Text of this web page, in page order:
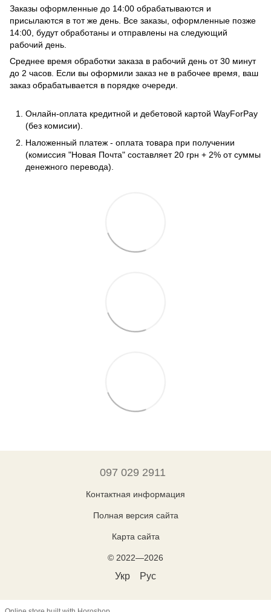
Заказы оформленные до 14:00 обрабатываются и
присылаются в тот же день. Все заказы, оформленные позже
14:00, будут обработаны и отправлены на следующий
рабочий день.
Среднее время обработки заказа в рабочий день от 30 минут
до 2 часов. Если вы оформили заказ не в рабочее время, ваш
заказ обрабатывается в порядке очереди.
Онлайн-оплата кредитной и дебетовой картой WayForPay
(без комисии).
Наложенный платеж - оплата товара при получении
(комиссия "Новая Почта" составляет 20 грн + 2% от суммы
денежного перевода).
097 029 2911
Контактная информация
Полная версия сайта
Карта сайта
© 2022—2026
Укр Рус